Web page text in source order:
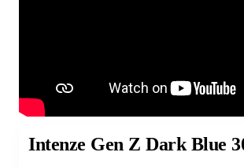
Intenze Gen Z Dark Blue